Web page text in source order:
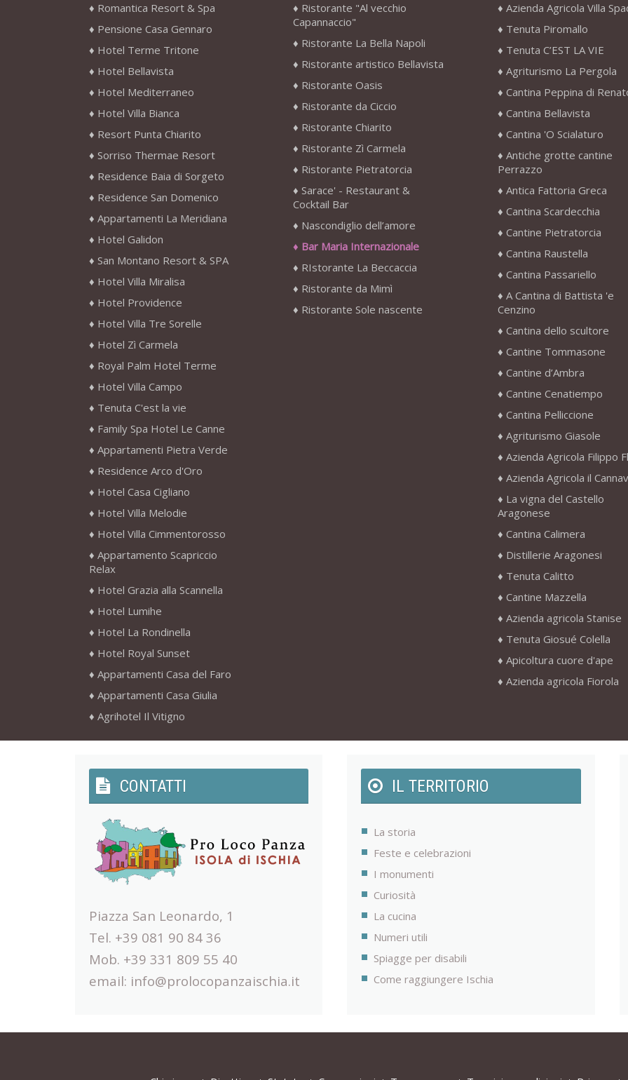
Romantica Resort & Spa
Pensione Casa Gennaro
Hotel Terme Tritone
Hotel Bellavista
Hotel Mediterraneo
Hotel Villa Bianca
Resort Punta Chiarito
Sorriso Thermae Resort
Residence Baia di Sorgeto
Residence San Domenico
Appartamenti La Meridiana
Hotel Galidon
San Montano Resort & SPA
Hotel Villa Miralisa
Hotel Providence
Hotel Villa Tre Sorelle
Hotel Zì Carmela
Royal Palm Hotel Terme
Hotel Villa Campo
Tenuta C'est la vie
Family Spa Hotel Le Canne
Appartamenti Pietra Verde
Residence Arco d'Oro
Hotel Casa Cigliano
Hotel Villa Melodie
Hotel Villa Cimmentorosso
Appartamento Scapriccio
Relax
Hotel Grazia alla Scannella
Hotel Lumihe
Hotel La Rondinella
Hotel Royal Sunset
Appartamenti Casa del Faro
Appartamenti Casa Giulia
Agrihotel Il Vitigno
Ristorante "Al vecchio
Capannaccio"
Ristorante La Bella Napoli
Ristorante artistico Bellavista
Ristorante Oasis
Ristorante da Ciccio
Ristorante Chiarito
Ristorante Zì Carmela
Ristorante Pietratorcia
Sarace' - Restaurant &
Cocktail Bar
Nascondiglio dell’amore
Bar Maria Internazionale
RIstorante La Beccaccia
Ristorante da Mimì
Ristorante Sole nascente
Azienda Agricola Villa
Tenuta Piromallo
Tenuta C’EST LA VIE
Agriturismo La Pergola
Cantina Peppina di
Cantina Bellavista
Cantina 'O Scialaturo
Antiche grotte cantine
Perrazzo
Antica Fattoria Greca
Cantina Scardecchia
Cantine Pietratorcia
Cantina Raustella
Cantina Passariello
A Cantina di Battista 'e
Cenzino
Cantina dello scultore
Cantine Tommasone
Cantine d’Ambra
Cantine Cenatiempo
Cantina Pelliccione
Agriturismo Giasole
Azienda Agricola Filippo
Azienda Agricola il
La vigna del Castello
Aragonese
Cantina Calimera
Distillerie Aragonesi
Tenuta Calitto
Cantine Mazzella
Azienda agricola Stanise
Tenuta Giosué Colella
Apicoltura cuore d'ape
Azienda agricola Fiorola
CONTATTI
Piazza San Leonardo, 1
Tel. +39 081 90 84 36
Mob. +39 331 809 55 40
email: info@prolocopanzaischia.it
IL TERRITORIO
La storia
Feste e celebrazioni
I monumenti
Curiosità
La cucina
Numeri utili
Spiagge per disabili
Come raggiungere Ischia